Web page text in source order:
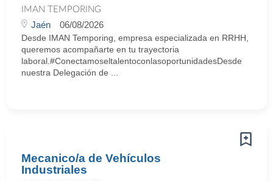
IMAN TEMPORING
Jaén 06/08/2026
Desde IMAN Temporing, empresa especializada en RRHH,
queremos acompañarte en tu trayectoria
laboral.#ConectamoseltalentoconlasoportunidadesDesde
nuestra Delegación de ...
Mecanico/a de Vehículos
Industriales